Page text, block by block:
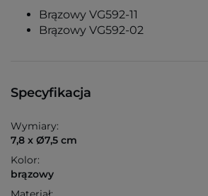
Brązowy VG592-11
Brązowy VG592-02
Specyfikacja
Wymiary:
7,8 x Ø7,5 cm
Kolor:
brązowy